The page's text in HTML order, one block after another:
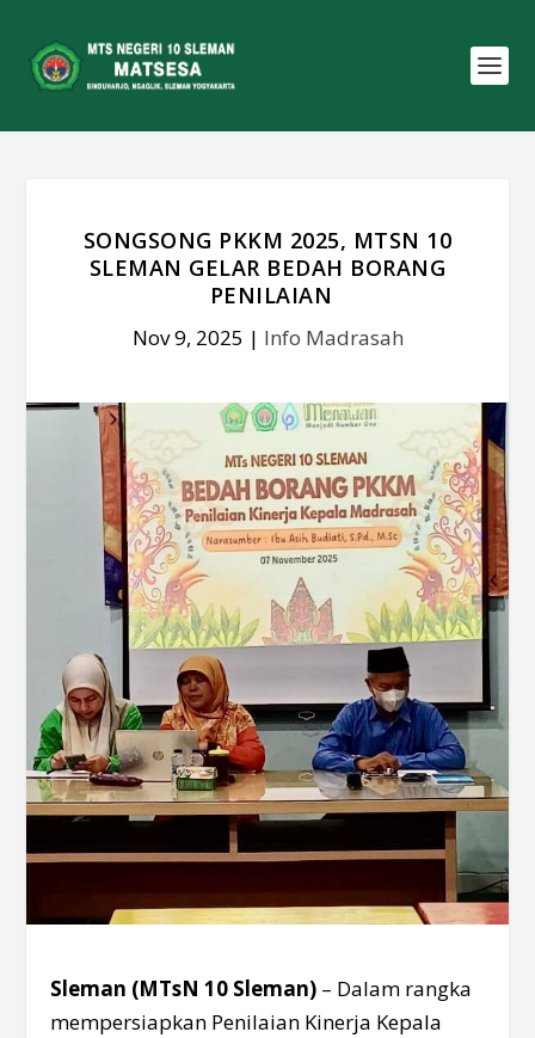
SONGSONG PKKM 2025, MTSN 10
SLEMAN GELAR BEDAH BORANG
PENILAIAN
Nov 9, 2025 | Info Madrasah
Sleman (MTsN 10 Sleman) – Dalam rangka
mempersiapkan Penilaian Kinerja Kepala